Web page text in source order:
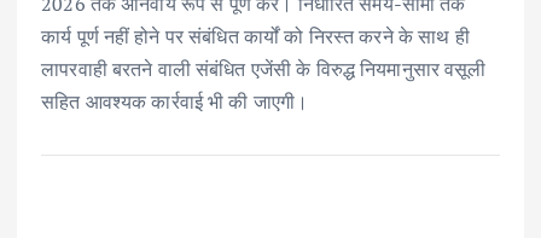
कार्य पूर्ण नहीं होने पर संबंधित कार्यों को निरस्त करने के साथ ही
लापरवाही बरतने वाली संबंधित एजेंसी के विरुद्ध नियमानुसार वसूली
सहित आवश्यक कार्रवाई भी की जाएगी।